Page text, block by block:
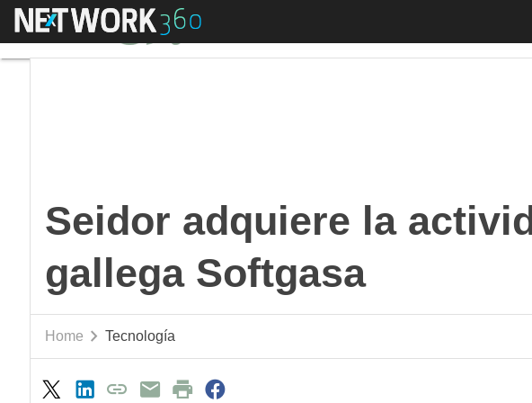
Menú
Seidor adquiere la
gallega Softgasa
Home Tecnología